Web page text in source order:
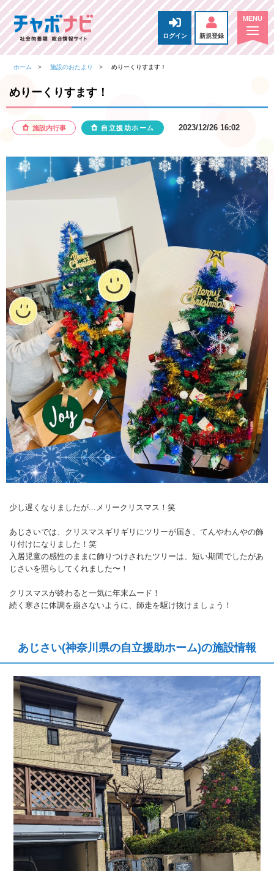
ログイン 新規登録
ホーム 施設のおたより めりーくりすます！
めりーくりすます！
施設内行事 自立援助ホーム 2023/12/26 16:02
少し遅くなりましたが...メリークリスマス！笑
あじさいでは、クリスマスギリギリにツリーが届き、てんやわんやの飾
り付けになりました！笑
入居児童の感性のままに飾りつけされたツリーは、短い期間でしたがあ
じさいを照らしてくれました〜！
クリスマスが終わると一気に年末ムード！
続く寒さに体調を崩さないように、師走を駆け抜けましょう！
あじさい(神奈川県の自立援助ホーム)の施設情報